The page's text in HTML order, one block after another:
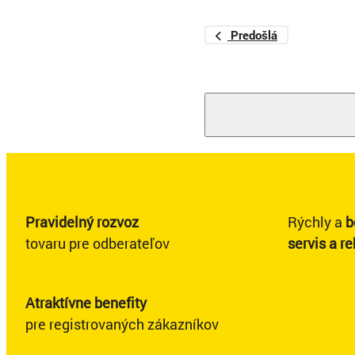
Predošlá
Pravidelný rozvoz
tovaru pre odberateľov
Rýchly a
servis a
Atraktívne benefity
pre registrovaných zákazníkov